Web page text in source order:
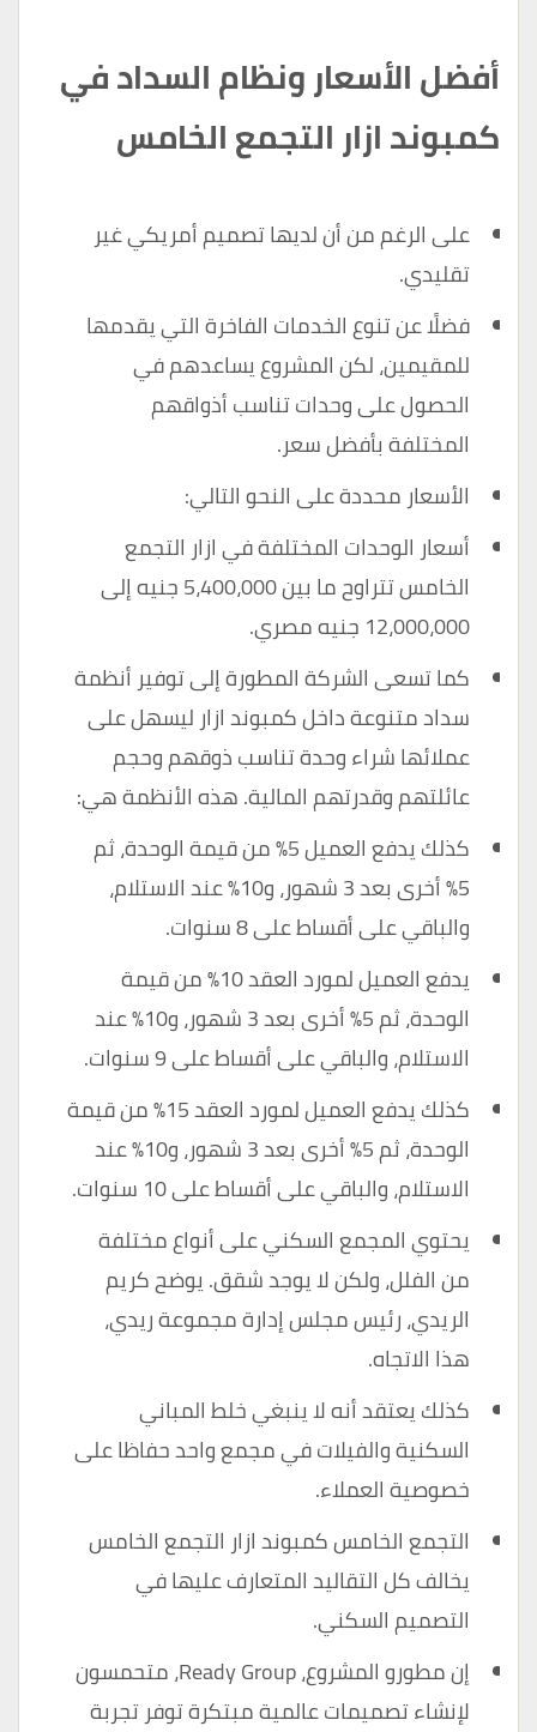
أفضل الأسعار ونظام السداد في
كمبوند ازار التجمع الخامس
على الرغم من أن لديها تصميم أمريكي غير
تقليدي.
فضلًا عن تنوع الخدمات الفاخرة التي يقدمها
للمقيمين، لكن المشروع يساعدهم في
الحصول على وحدات تناسب أذواقهم
المختلفة بأفضل سعر.
الأسعار محددة على النحو التالي:
أسعار الوحدات المختلفة في ازار التجمع
الخامس تتراوح ما بين 5،400،000 جنيه إلى
12،000،000 جنيه مصري.
كما تسعى الشركة المطورة إلى توفير أنظمة
سداد متنوعة داخل كمبوند ازار ليسهل على
عملائها شراء وحدة تناسب ذوقهم وحجم
عائلتهم وقدرتهم المالية. هذه الأنظمة هي:
كذلك يدفع العميل 5٪ من قيمة الوحدة، ثم
5٪ أخرى بعد 3 شهور، و10٪ عند الاستلام،
والباقي على أقساط على 8 سنوات.
يدفع العميل لمورد العقد 10٪ من قيمة
الوحدة، ثم 5٪ أخرى بعد 3 شهور، و10٪ عند
الاستلام، والباقي على أقساط على 9 سنوات.
كذلك يدفع العميل لمورد العقد 15٪ من قيمة
الوحدة، ثم 5٪ أخرى بعد 3 شهور، و10٪ عند
الاستلام، والباقي على أقساط على 10 سنوات.
يحتوي المجمع السكني على أنواع مختلفة
من الفلل، ولكن لا يوجد شقق. يوضح كريم
الريدي، رئيس مجلس إدارة مجموعة ريدي،
هذا الاتجاه.
كذلك يعتقد أنه لا ينبغي خلط المباني
السكنية والفيلات في مجمع واحد حفاظا على
خصوصية العملاء.
التجمع الخامس كمبوند ازار التجمع الخامس
يخالف كل التقاليد المتعارف عليها في
التصميم السكني.
إن مطورو المشروع، Ready Group، متحمسون
لإنشاء تصميمات عالمية مبتكرة توفر تجربة